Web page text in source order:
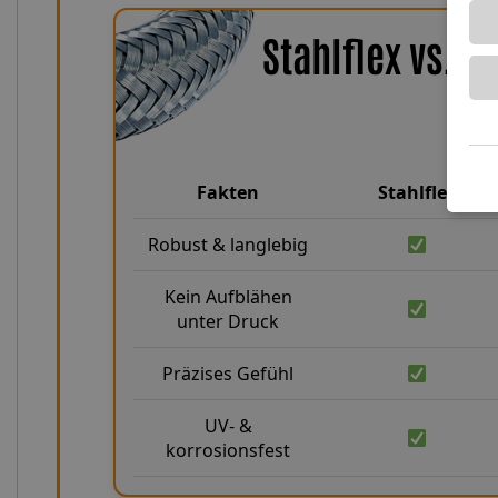
Stahlflex vs.
Fakten Stahlflex
Robust & langlebig
Kein Aufblähen
unter Druck
Präzises Gefühl
UV- &
korrosionsfest